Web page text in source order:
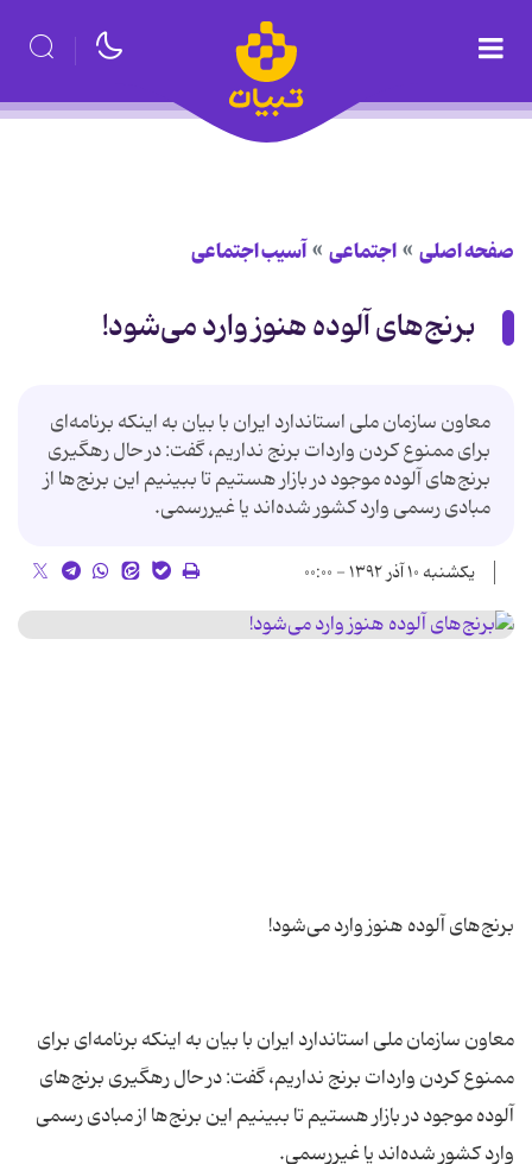
صفحه اصلی اجتماعی آسیب اجتماعی
برنج‌های آلوده هنوز وارد می‌شود!
معاون سازمان ملی استاندارد ایران با بیان به اینکه برنامه‌ای
برای ممنوع کردن واردات برنج نداریم، گفت: در حال رهگیری
برنج‌های آلوده موجود در بازار هستیم تا ببینیم این برنج‌ها از
مبادی رسمی وارد کشور شده‌اند یا غیررسمی.
یکشنبه ۱۰ آذر ۱۳۹۲ - ۰۰:۰۰
معاون سازمان ملی استاندارد ایران با بیان به اینکه برنامه‌ای برای
ممنوع کردن واردات برنج نداریم، گفت: در حال رهگیری برنج‌های
آلوده موجود در بازار هستیم تا ببینیم این برنج‌ها از مبادی رسمی